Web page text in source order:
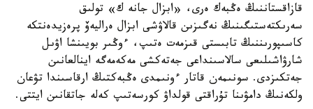
قازاقستاننىڭ ەڭبەك ەرى، «ابزال جانە ك» تولىق
سەرىكتەستىگىنىڭ نەگىزىن قالاۋشى ابزال ەراليەۆ پرەزيدەنتكە
كاسىپورىننىڭ تابىستى قىزمەت ەتىپ، ءوڭىر بويىنشا اۋىل
شارۋاشىلىعى سالاسىنداعى جەتەكشى مەكەمەگە اينالعانىن
جەتكىزدى. سونىمەن قاتار ءونىمدى ەڭبەكتىڭ ارقاسىندا تۋعان
ولكەنىڭ دامۋىنا تۇراقتى قولداۋ كورسەتىپ كەلە جاتقانىن ايتتى.